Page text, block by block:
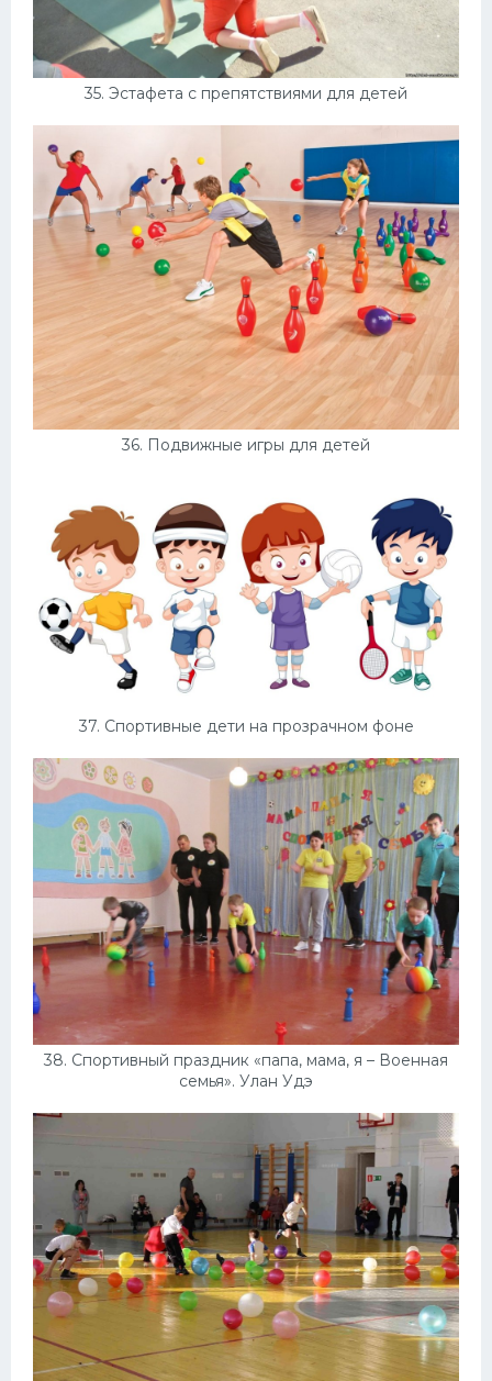
35. Эстафета с препятствиями для детей
36. Подвижные игры для детей
37. Спортивные дети на прозрачном фоне
38. Спортивный праздник «папа, мама, я – Военная
семья». Улан Удэ